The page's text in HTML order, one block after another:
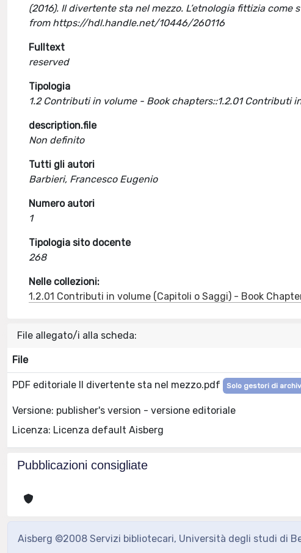
(2016). Il divertente sta nel mezzo. L’etnologia fittizia
from https://hdl.handle.net/10446/260116
Fulltext
reserved
Tipologia
1.2 Contributi in volume - Book chapters::1.2.01 Contributi
description.file
Non definito
Tutti gli autori
Barbieri, Francesco Eugenio
Numero autori
1
Tipologia sito docente
268
Nelle collezioni:
1.2.01 Contributi in volume (Capitoli o Saggi) - Book
File allegato/i alla scheda:
File
PDF editoriale Il divertente sta nel mezzo.pdf Solo gestori di
Versione: publisher's version - versione editoriale
Licenza: Licenza default Aisberg
Pubblicazioni consigliate
Aisberg ©2008 Servizi bibliotecari, Università degli studi di